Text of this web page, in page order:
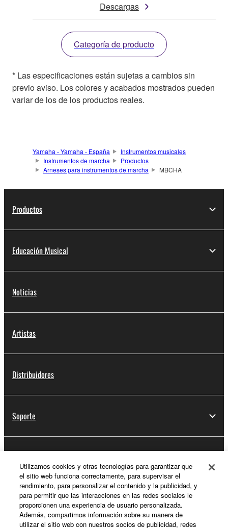
Descargas
Categoría de producto
* Las especificaciones están sujetas a cambios sin
previo aviso. Los colores y acabados mostrados pueden
variar de los de los productos reales.
Yamaha - Yamaha - España
Instrumentos musicales
Instrumentos de marcha
Productos
Arneses para instrumentos de marcha
MBCHA
Productos
Educación Musical
Noticias
Artistas
Distribuidores
Soporte
Acerca de Yamaha
Utilizamos cookies y otras tecnologías para garantizar que
el sitio web funciona correctamente, para supervisar el
rendimiento, para personalizar el contenido y la publicidad, y
para permitir que las interacciones en las redes sociales le
proporcionen una experiencia de usuario personalizada.
Además, compartimos información sobre su manera de
utilizar el sitio web con nuestros socios de publicidad, redes